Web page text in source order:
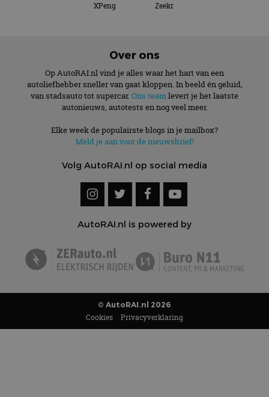
XPeng Zeekr
Over ons
Op AutoRAI.nl vind je alles waar het hart van een
autoliefhebber sneller van gaat kloppen. In beeld én geluid,
van stadsauto tot supercar. Ons teamlevert je het laatste
autonieuws, autotests en nog veel meer.
Elke week de populairste blogs in je mailbox?
Meld je aan voor de nieuwsbrief!
Volg AutoRAI.nl op social media
AutoRAI.nl is powered by
© AutoRAI.nl 2026
Cookies Privacyverklaring